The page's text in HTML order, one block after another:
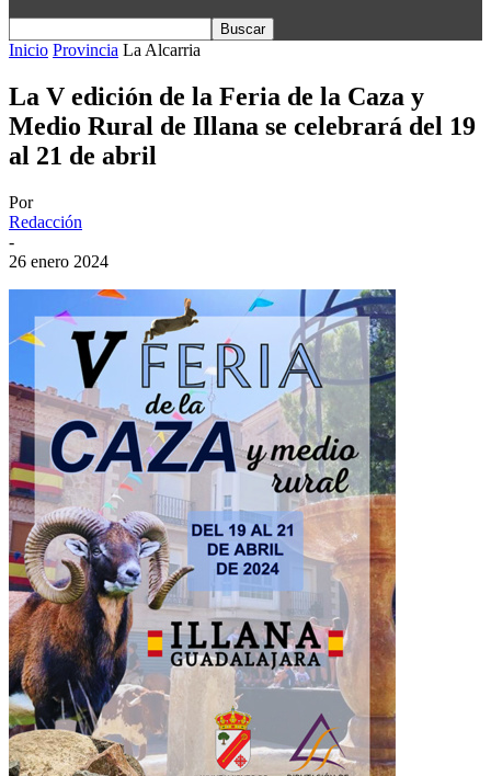
Inicio Provincia La Alcarria
La V edición de la Feria de la Caza y
Medio Rural de Illana se celebrará del 19
al 21 de abril
Por
Redacción
-
26 enero 2024